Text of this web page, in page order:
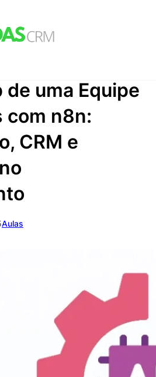
uma Equipe
com n8n:
CRM e
Aulas